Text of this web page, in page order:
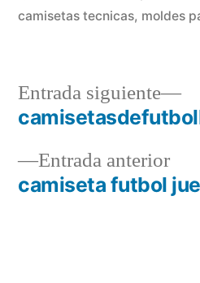
camisetas tecnicas, moldes
Navegación
deEntrada anterior
camiseta futbol
Entrada siguiente